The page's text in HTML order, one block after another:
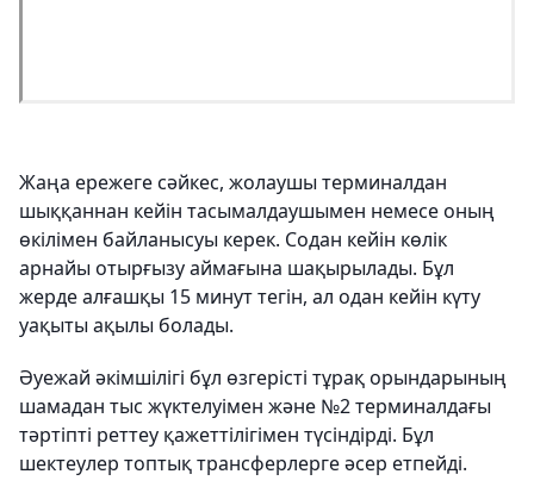
Жаңа ережеге сәйкес, жолаушы терминалдан
шыққаннан кейін тасымалдаушымен немесе оның
өкілімен байланысуы керек. Содан кейін көлік
арнайы отырғызу аймағына шақырылады. Бұл
жерде алғашқы 15 минут тегін, ал одан кейін күту
уақыты ақылы болады.
Әуежай әкімшілігі бұл өзгерісті тұрақ орындарының
шамадан тыс жүктелуімен және №2 терминалдағы
тәртіпті реттеу қажеттілігімен түсіндірді. Бұл
шектеулер топтық трансферлерге әсер етпейді.